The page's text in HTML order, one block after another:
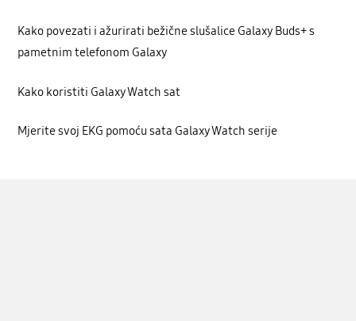
Kako povezati i ažurirati bežične slušalice Galaxy Buds+ s
pametnim telefonom Galaxy
Kako koristiti Galaxy Watch sat
Mjerite svoj EKG pomoću sata Galaxy Watch serije